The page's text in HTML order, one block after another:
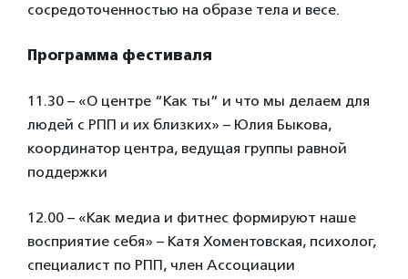
сосредоточенностью на образе тела и весе.
Программа фестиваля
11.30 – «О центре “Как ты” и что мы делаем для
людей с РПП и их близких» – Юлия Быкова,
координатор центра, ведущая группы равной
поддержки
12.00 – «Как медиа и фитнес формируют наше
восприятие себя» – Катя Хоментовская, психолог,
специалист по РПП, член Ассоциации